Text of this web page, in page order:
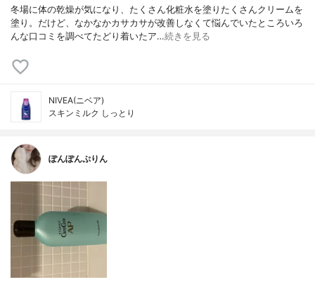
冬場に体の乾燥が気になり、たくさん化粧水を塗りたくさんクリームを
塗り。だけど、なかなかカサカサが改善しなくて悩んでいたところいろ
んな口コミを調べてたどり着いたア…続きを見る
NIVEA(ニベア)
スキンミルク しっとり
ぽんぽんぷりん